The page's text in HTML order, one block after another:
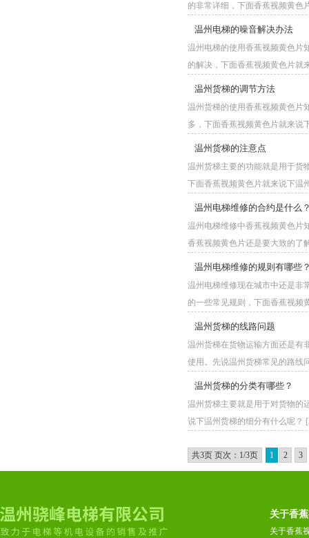
的非常详细，下面香蕉视频黄色
温州电梯的噪音解决办法
温州电梯的使用香蕉视频黄色片
的解决，下面香蕉视频黄色片
温州货梯的调节方法
温州货梯的使用香蕉视频黄色片
多，下面香蕉视频黄色片就来
温州货梯的注意点
温州货梯主要的功能就是用于货物
下面香蕉视频黄色片就来说下温州
温州电梯维修的合约是什么
温州电梯维修中香蕉视频黄色片知
香蕉视频黄色片还是要大致的了解
温州电梯维修的规则有哪些
温州电梯维修现在城市中还是非常
的一些常见规则，下面香蕉视
温州货梯的线路问题
温州货梯在货物运输方面还是有非
使用。先说温州货梯常见的路线
温州货梯的分类有哪些？
温州货梯主要就是用于对货物的运
说下温州货梯的细分有什么呢
共3页 页次：1/3页 1 2 3
关于香
关于香蕉